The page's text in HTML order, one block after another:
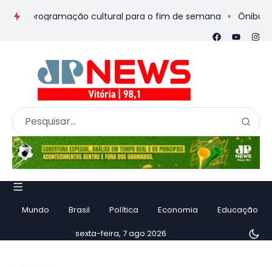
e programação cultural para o fim de semana Ônibus de
Mundo Brasil Política Economia Educação
sexta-feira, 7 ago 2026